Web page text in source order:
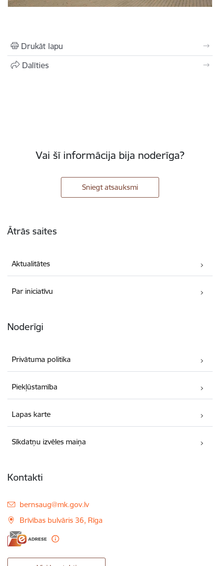
Drukāt lapu
Dalīties
Vai šī informācija bija noderīga?
Sniegt atsauksmi
Ātrās saites
Aktualitātes
Par iniciatīvu
Noderīgi
Privātuma politika
Piekļūstamība
Lapas karte
Sīkdatņu izvēles maiņa
Kontakti
E-pasts:
bernsaug@mk.gov.lv
Brīvības bulvāris 36, Rīga